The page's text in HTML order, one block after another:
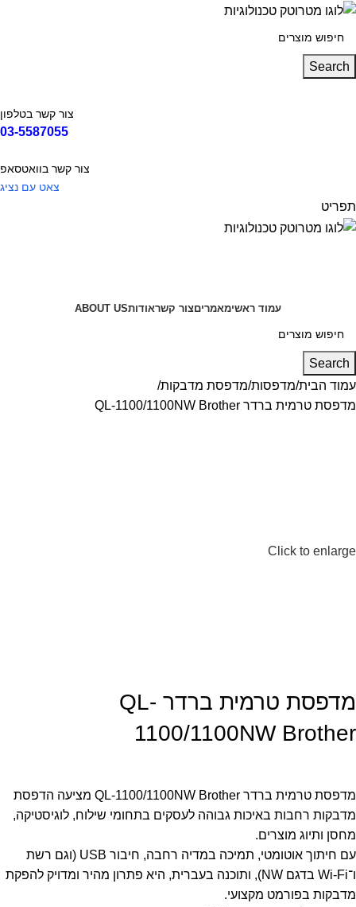
Search
צור קשר בטלפון
03-5587055
צור קשר בוואטסאפ
צאט עם נציג
תפריט
עמוד ראשימאמריםצור קשראודותABOUT US
Search
עמוד הבית מדפסות מדפסת מדבקות
מדפסת טרמית ברדר QL-1100/1100NW Brother
Click to enlarge
מדפסת טרמית ברדר QL-
1100/1100NW Brother
מדפסת טרמית ברדר QL-1100/1100NW Brother מציעה הדפסת
מדבקות רחבות באיכות גבוהה לעסקים בתחומי שילוח, לוגיסטיקה,
מחסן ותיוג מוצרים.
עם חיתוך אוטומטי, תמיכה במדיה רחבה, חיבור USB (וגם רשת
ו־Wi-Fi בדגם NW), ותוכנה בעברית, היא פתרון מהיר ומדויק להפקת
מדבקות בפורמט מקצועי.